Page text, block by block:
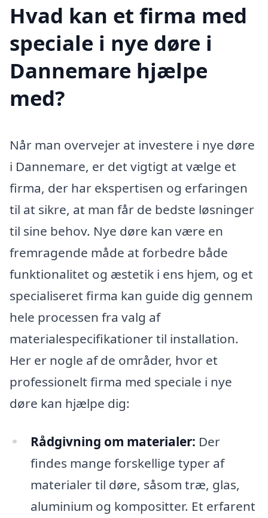
Hvad kan et firma med
speciale i nye døre i
Dannemare hjælpe
med?
Når man overvejer at investere i nye døre
i Dannemare, er det vigtigt at vælge et
firma, der har ekspertisen og erfaringen
til at sikre, at man får de bedste løsninger
til sine behov. Nye døre kan være en
fremragende måde at forbedre både
funktionalitet og æstetik i ens hjem, og et
specialiseret firma kan guide dig gennem
hele processen fra valg af
materialespecifikationer til installation.
Her er nogle af de områder, hvor et
professionelt firma med speciale i nye
døre kan hjælpe dig:
Rådgivning om materialer: Der
findes mange forskellige typer af
materialer til døre, såsom træ, glas,
aluminium og kompositter. Et erfarent